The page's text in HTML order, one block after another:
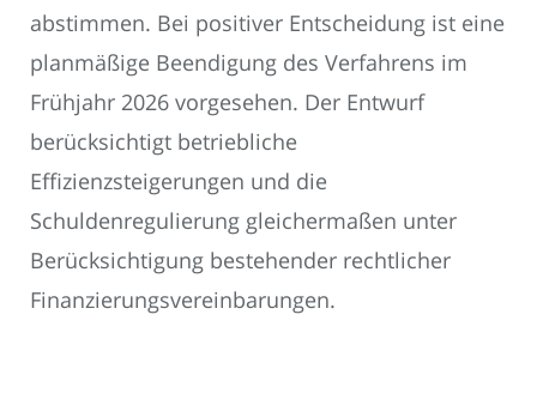
abstimmen. Bei positiver Entscheidung ist eine
planmäßige Beendigung des Verfahrens im
Frühjahr 2026 vorgesehen. Der Entwurf
berücksichtigt betriebliche
Effizienzsteigerungen und die
Schuldenregulierung gleichermaßen unter
Berücksichtigung bestehender rechtlicher
Finanzierungsvereinbarungen.